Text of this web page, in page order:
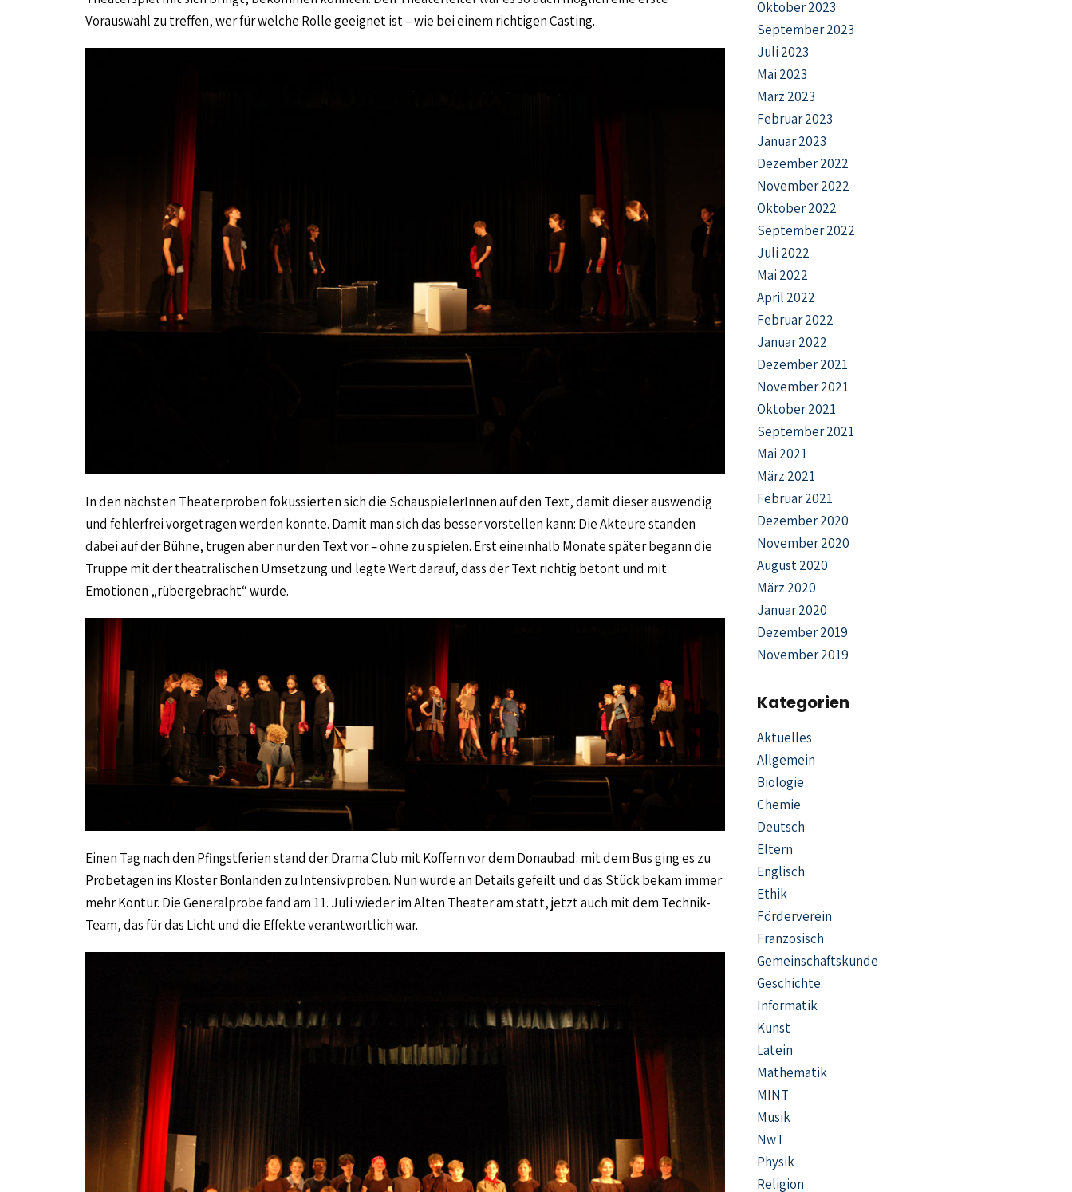
Vorauswahl zu treffen, wer für welche Rolle geeignet ist – wie bei einem richtigen Casting.
In den nächsten Theaterproben fokussierten sich die SchauspielerInnen auf den Text, damit dieser auswendig
und fehlerfrei vorgetragen werden konnte. Damit man sich das besser vorstellen kann: Die Akteure standen
dabei auf der Bühne, trugen aber nur den Text vor – ohne zu spielen. Erst eineinhalb Monate später begann die
Truppe mit der theatralischen Umsetzung und legte Wert darauf, dass der Text richtig betont und mit
Emotionen „rübergebracht“ wurde.
Einen Tag nach den Pfingstferien stand der Drama Club mit Koffern vor dem Donaubad: mit dem Bus ging es zu
Probetagen ins Kloster Bonlanden zu Intensivproben. Nun wurde an Details gefeilt und das Stück bekam immer
mehr Kontur. Die Generalprobe fand am 11. Juli wieder im Alten Theater am statt, jetzt auch mit dem Technik-
Team, das für das Licht und die Effekte verantwortlich war.
Oktober 2023
September 2023
Juli 2023
Mai 2023
März 2023
Februar 2023
Januar 2023
Dezember 2022
November 2022
Oktober 2022
September 2022
Juli 2022
Mai 2022
April 2022
Februar 2022
Januar 2022
Dezember 2021
November 2021
Oktober 2021
September 2021
Mai 2021
März 2021
Februar 2021
Dezember 2020
November 2020
August 2020
März 2020
Januar 2020
Dezember 2019
November 2019
Kategorien
Aktuelles
Allgemein
Biologie
Chemie
Deutsch
Eltern
Englisch
Ethik
Förderverein
Französisch
Gemeinschaftskunde
Geschichte
Informatik
Kunst
Latein
Mathematik
MINT
Musik
NwT
Physik
Religion